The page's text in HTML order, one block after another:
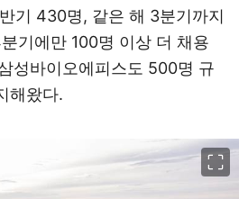
기 430명, 같은 해 3분기까지
기에만 100명 이상 더 채용
성바이오에피스도 500명 규
해왔다.